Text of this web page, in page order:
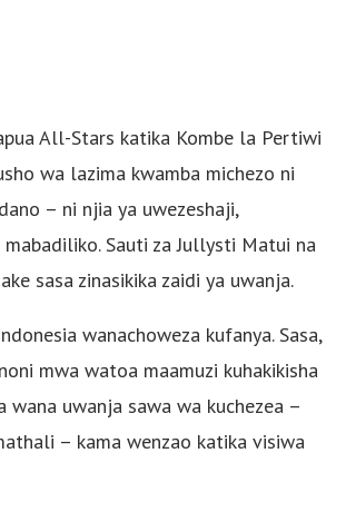
All-Stars katika Kombe la Pertiwi
wa lazima kwamba michezo ni
– ni njia ya uwezeshaji,
Sauti za Jullysti Matui na
sasa zinasikika zaidi ya uwanja.
wanachoweza kufanya. Sasa,
mwa watoa maamuzi kuhakikisha
wana uwanja sawa wa kuchezea –
– kama wenzao katika visiwa